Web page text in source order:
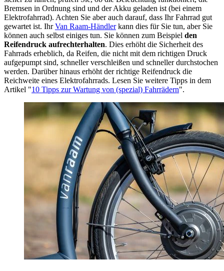
Bremsen in Ordnung sind und der Akku geladen ist (bei einem
Elektrofahrrad). Achten Sie aber auch darauf, dass Ihr Fahrrad gut
gewartet ist. IhrVan Raam-Händlerkann dies für Sie tun, aber Sie
können auch selbst einiges tun. Sie können zum Beispiel den
Reifendruck aufrechterhalten. Dies erhöht die Sicherheit des
Fahrrads erheblich, da Reifen, die nicht mit dem richtigen Druck
aufgepumpt sind, schneller verschleißen und schneller durchstochen
werden. Darüber hinaus erhöht der richtige Reifendruck die
Reichweite eines Elektrofahrrads. Lesen Sie weitere Tipps in dem
Artikel "10 Tipps zur Wartung von (spezial) Fahrrädern".